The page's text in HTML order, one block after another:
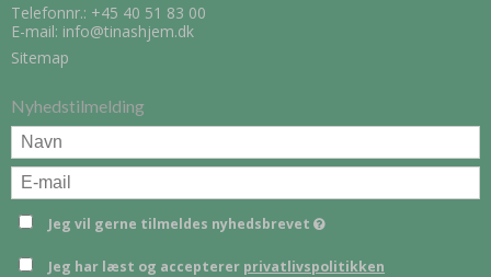
Telefonnr.: +45 40 51 83 00
E-mail: info@tinashjem.dk
Sitemap
Nyhedstilmelding
Jeg vil gerne tilmeldes nyhedsbrevet
Jeg har læst og accepterer privatlivspolitikken